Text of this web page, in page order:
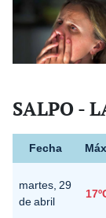
SALPO -
Fecha
martes, 29
de abril